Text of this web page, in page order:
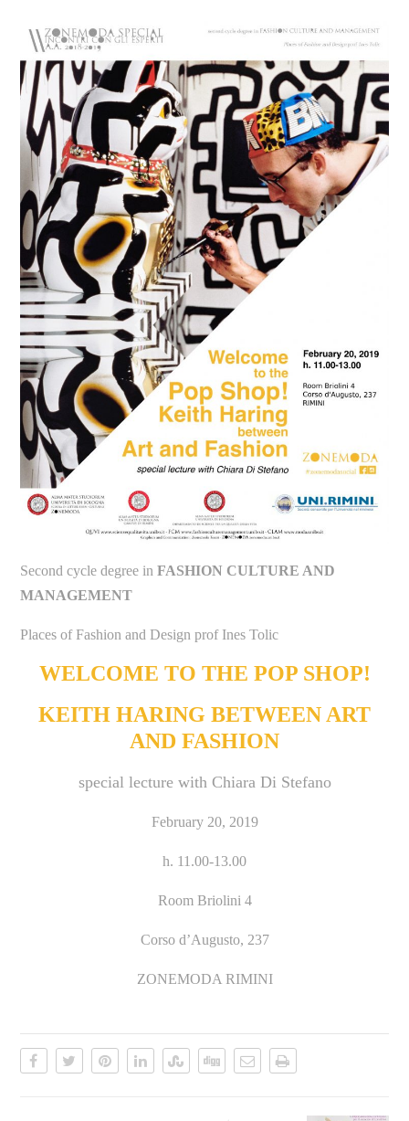
Second cycle degree in FASHION CULTURE AND
MANAGEMENT
Places of Fashion and Design prof Ines Tolic
WELCOME TO THE POP SHOP!
KEITH HARING BETWEEN ART
AND FASHION
special lecture with Chiara Di Stefano
February 20, 2019
h. 11.00-13.00
Room Briolini 4
Corso d’Augusto, 237
ZONEMODA RIMINI